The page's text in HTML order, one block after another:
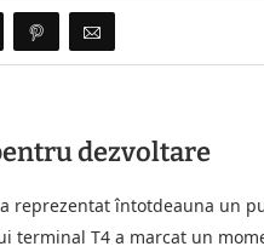
dezvoltare
reprezentat întotdeauna un
terminal T4 a marcat un